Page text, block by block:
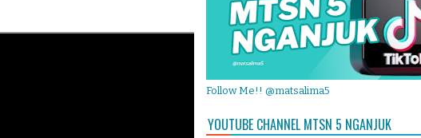
Follow Me!! @matsalima5
YOUTUBE CHANNEL MTSN 5 NGANJUK